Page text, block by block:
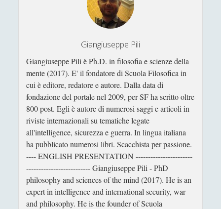
Roland Barthes e la moda che atrofizza ogni
variazione di stile (dal sigillo del "gangster" al
nomignolo del ciclista)
Scrivere di filosofia - Letteratura e filosofia a
confronto
Storie del Novecento - Il mondo diviso tra destra
e sinistra
Studiare filosofia all'Università?
Un gioco editoriale di Jean-Paul Sartre: la finzione
filologica de ‘La Nausea’
Un tappeto volante alla stireria del respiro, se il
ventaglio rinfresca di sciami
Un velo, occhi, mento, un vestito, mani, vivi in
eterno per virtù della croce della sezione aurea,
tutto questo è la Gioconda di Leonardo
Giangiuseppe Pili
Giangiuseppe Pili è Ph.D. in filosofia e scienze della
mente (2017). E' il fondatore di Scuola Filosofica in
cui è editore, redatore e autore. Dalla data di
fondazione del portale nel 2009, per SF ha scritto oltre
800 post. Egli è autore di numerosi saggi e articoli in
riviste internazionali su tematiche legate
all'intelligence, sicurezza e guerra. In lingua italiana
ha pubblicato numerosi libri. Scacchista per passione.
---- ENGLISH PRESENTATION -----------------------
-------------------------- Giangiuseppe Pili - PhD
philosophy and sciences of the mind (2017). He is an
expert in intelligence and international security, war
and philosophy. He is the founder of Scuola